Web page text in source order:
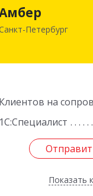
Петербург
Клиентов на
1С:Специалист
Показать
191119, Санкт-